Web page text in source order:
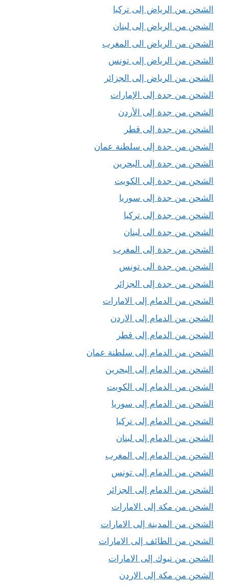
الشحن من الرياض إلى تركيا
الشحن من الرياض إلى لبنان
الشحن من الرياض الى المغرب
الشحن من الرياض إلى تونس
الشحن من الرياض إلى الجزائر
الشحن من جدة إلى الإمارات
الشحن من جدة إلى الأردن
الشحن من جدة إلى قطر
الشحن من جدة إلى سلطنة عمان
الشحن من جدة إلى البحرين
الشحن من جدة إلى الكويت
الشحن من جدة إلى سوريا
الشحن من جدة إلى تركيا
الشحن من جدة الى لبنان
الشحن من جدة إلى المغرب
الشحن من جدة الى تونس
الشحن من جدة إلى الجزائر
الشحن من الدمام إلى الامارات
الشحن من الدمام إلى الاردن
الشحن من الدمام إلى قطر
الشحن من الدمام إلى سلطنة عمان
الشحن من الدمام إلى البحرين
الشحن من الدمام إلى الكويت
الشحن من الدمام إلى سوريا
الشحن من الدمام إلى تركيا
الشحن من الدمام إلى لبنان
الشحن من الدمام إلى المغرب
الشحن من الدمام إلى تونس
الشحن من الدمام إلى الجزائر
الشحن من مكة إلى الامارات
الشحن من المدينة إلى الامارات
الشحن من الطائف إلى الامارات
الشحن من تبوك إلى الامارات
الشحن من مكة إلى الاردن